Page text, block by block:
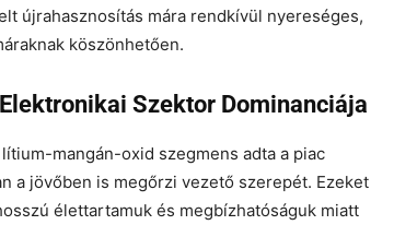
újrahasznosítás mára rendkívül nyereséges,
köszönhetően.
Szektor Dominanciája
mangán-oxid szegmens adta a piac
a jövőben is megőrzi vezető szerepét. Ezeket
élettartamuk és megbízhatóságuk miatt